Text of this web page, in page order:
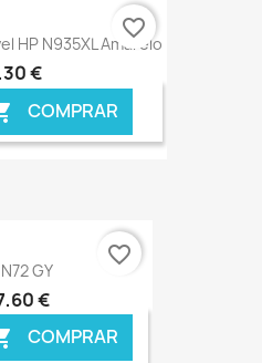
HP N935XL Amarelo
€
COMPRAR
€ ONLINE
favorite_border
GY
€
COMPRAR
favorite_border